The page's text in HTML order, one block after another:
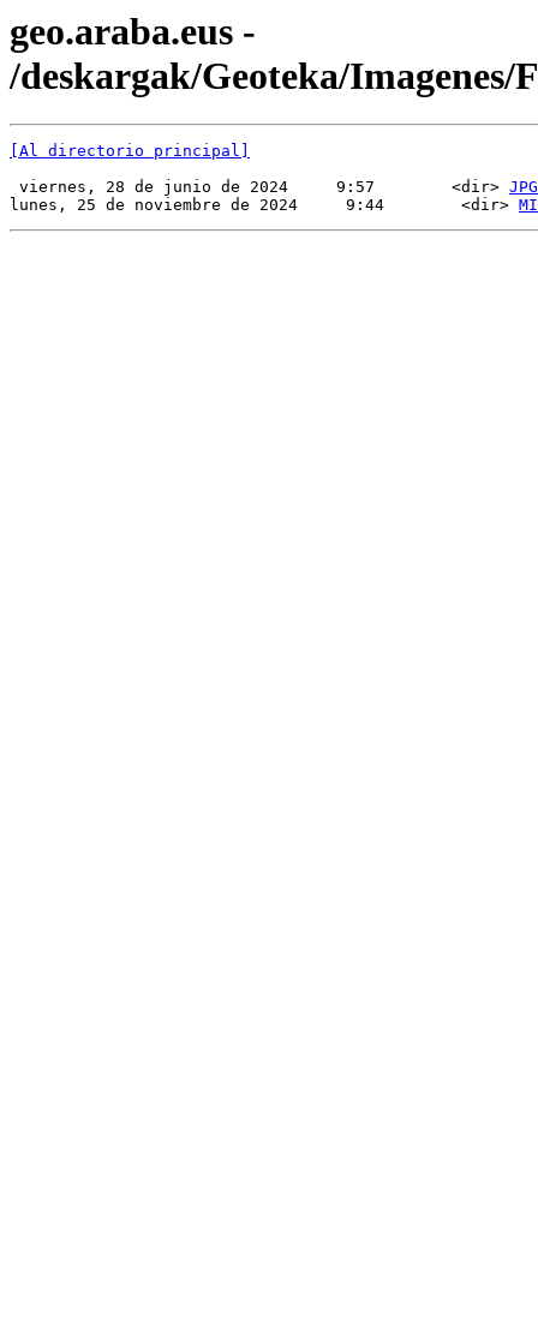
geo.araba.eus -
/deskargak/Geoteka/Imagenes/
[Al directorio principal]
viernes, 28 de junio de 2024     9:57        <dir> JPG
lunes, 25 de noviembre de 2024     9:44        <dir>